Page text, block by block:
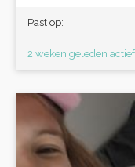
Past op:
2 weken geleden actief